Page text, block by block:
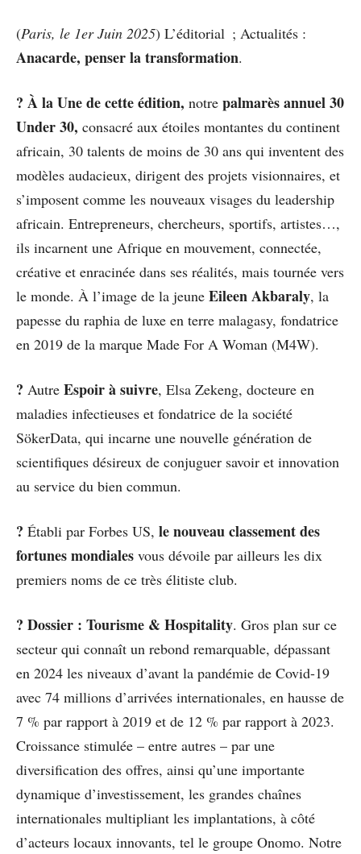
(Paris, le 1er Juin 2025) L’éditorial ; Actualités :
Anacarde, penser la transformation.
? À la Une de cette édition, notre palmarès annuel 30
Under 30, consacré aux étoiles montantes du continent
africain, 30 talents de moins de 30 ans qui inventent des
modèles audacieux, dirigent des projets visionnaires, et
s’imposent comme les nouveaux visages du leadership
africain. Entrepreneurs, chercheurs, sportifs, artistes…,
ils incarnent une Afrique en mouvement, connectée,
créative et enracinée dans ses réalités, mais tournée vers
le monde. À l’image de la jeune Eileen Akbaraly, la
papesse du raphia de luxe en terre malagasy, fondatrice
en 2019 de la marque Made For A Woman (M4W).
? Autre Espoir à suivre, Elsa Zekeng, docteure en
maladies infectieuses et fondatrice de la société
SökerData, qui incarne une nouvelle génération de
scientifiques désireux de conjuguer savoir et innovation
au service du bien commun.
? Établi par Forbes US, le nouveau classement des
fortunes mondiales vous dévoile par ailleurs les dix
premiers noms de ce très élitiste club.
? Dossier : Tourisme & Hospitality. Gros plan sur ce
secteur qui connaît un rebond remarquable, dépassant
en 2024 les niveaux d’avant la pandémie de Covid-19
avec 74 millions d’arrivées internationales, en hausse de
7 % par rapport à 2019 et de 12 % par rapport à 2023.
Croissance stimulée – entre autres – par une
diversification des offres, ainsi qu’une importante
dynamique d’investissement, les grandes chaînes
internationales multipliant les implantations, à côté
d’acteurs locaux innovants, tel le groupe Onomo. Notre